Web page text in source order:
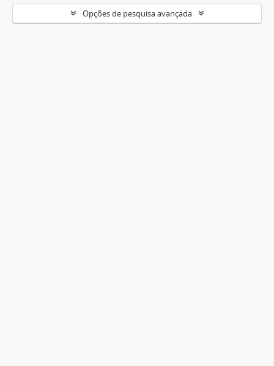
Opções de pesquisa avançada